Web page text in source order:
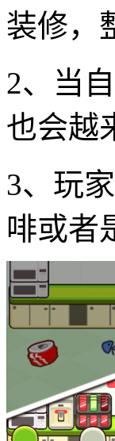
装修，
2、当
也会越
3、玩
啡或者